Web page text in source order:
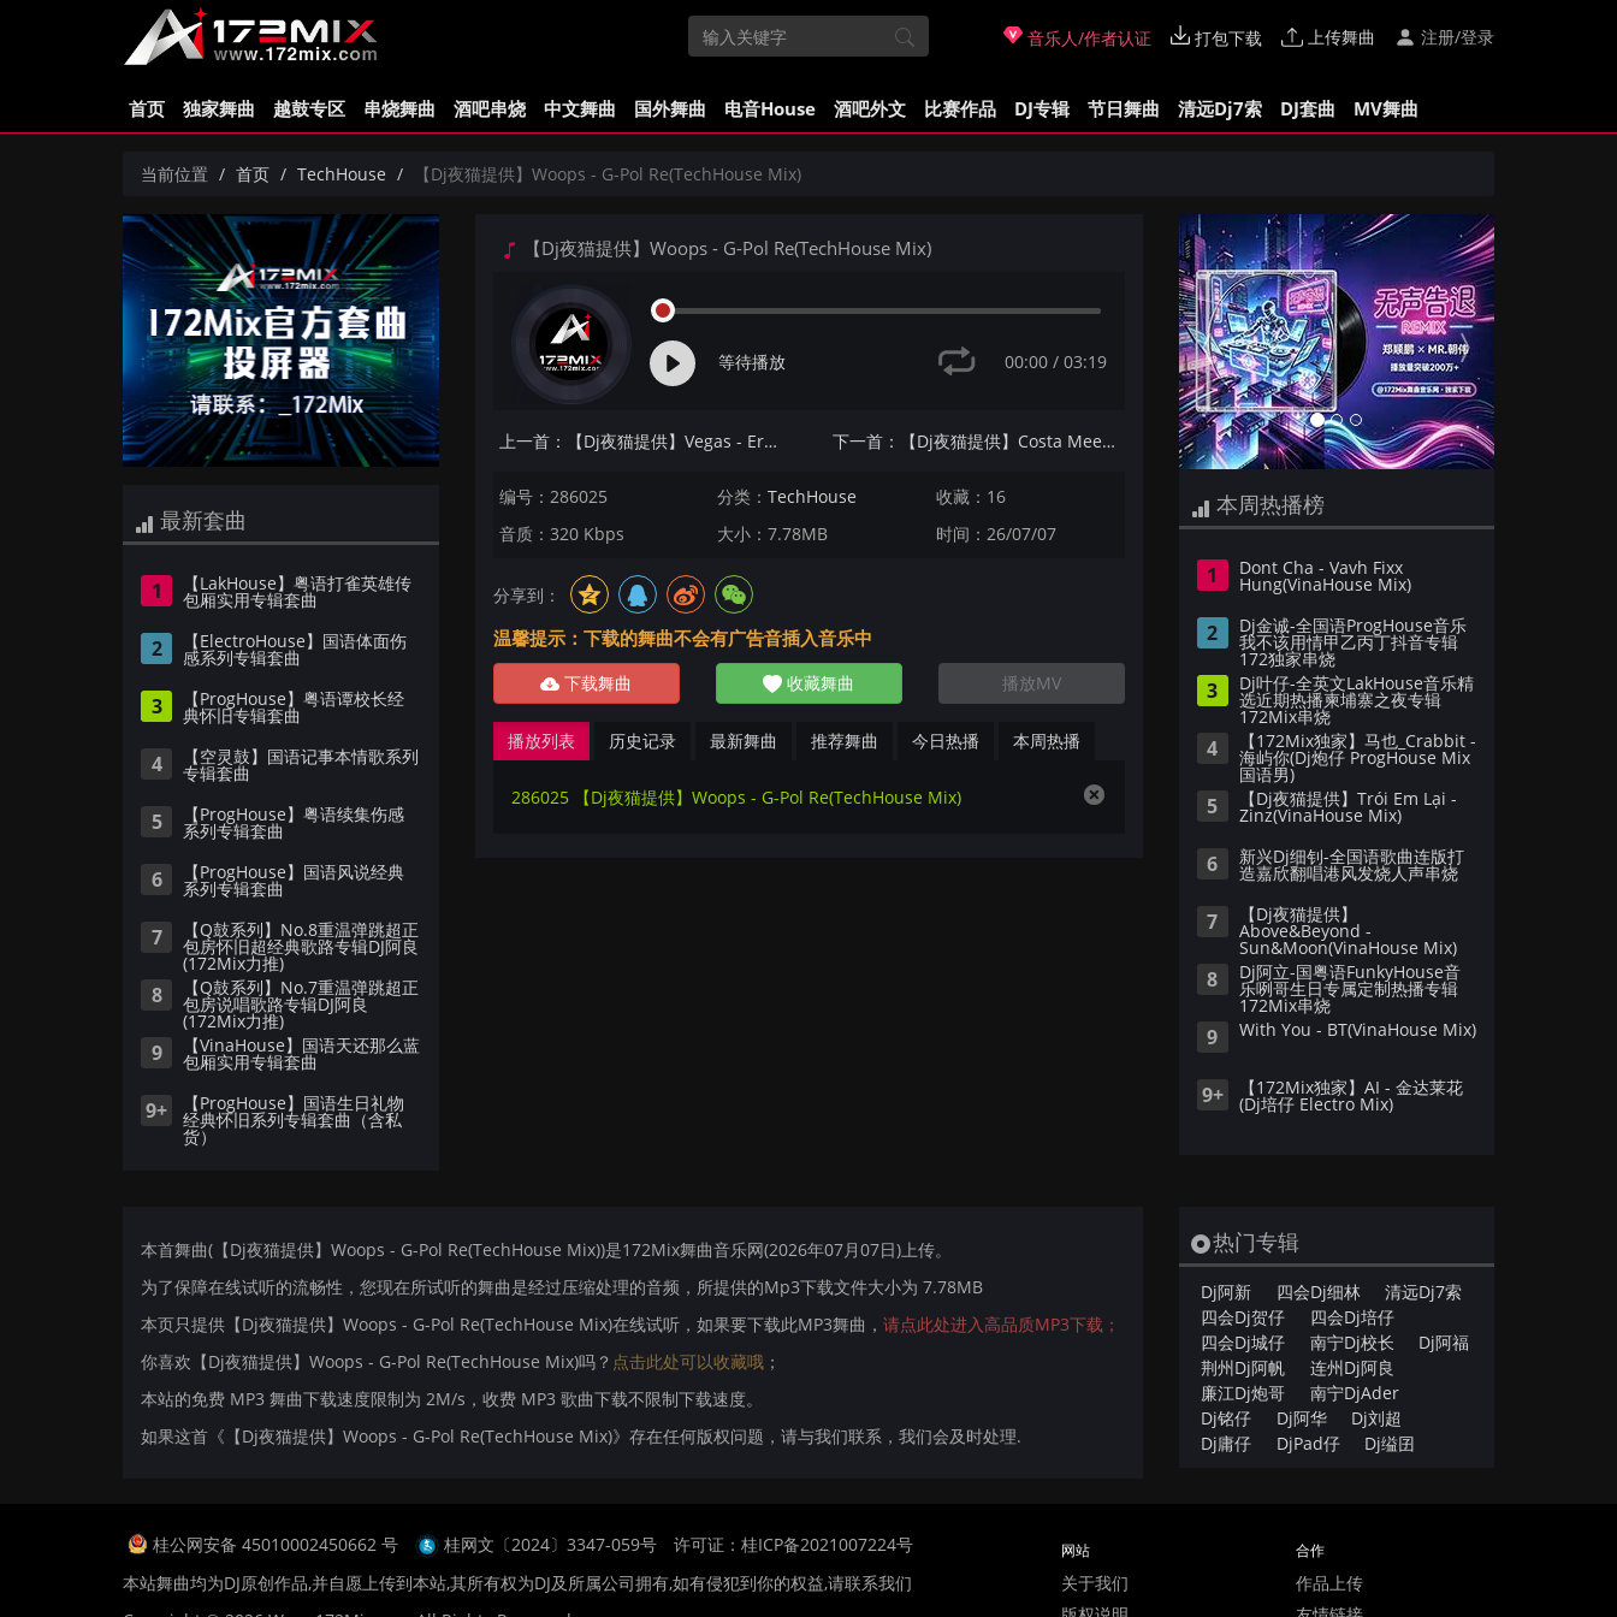
音乐人/作者认证 打包下载 上传舞曲 注册/登录
首页 独家舞曲 越鼓专区 串烧舞曲 酒吧串烧 中文舞曲 国外舞曲 电音House 酒吧外文 比赛作品 DJ专辑 节日舞曲 清远Dj7索 DJ套曲 MV舞曲
当前位置 首页 TechHouse 【Dj夜猫提供】Woops - G-Pol Re(TechHouse Mix)
最新套曲
1 【LakHouse】粤语打雀英雄传
包厢实用专辑套曲
2 【ElectroHouse】国语体面伤
感系列专辑套曲
3 【ProgHouse】粤语谭校长经
典怀旧专辑套曲
4 【空灵鼓】国语记事本情歌系列
专辑套曲
5 【ProgHouse】粤语续集伤感
系列专辑套曲
6 【ProgHouse】国语风说经典
系列专辑套曲
7 【Q鼓系列】No.8重温弹跳超正
包房怀旧超经典歌路专辑DJ阿良
(172Mix力推)
8 【Q鼓系列】No.7重温弹跳超正
包房说唱歌路专辑DJ阿良
(172Mix力推)
9 【VinaHouse】国语天还那么蓝
包厢实用专辑套曲
9+ 【ProgHouse】国语生日礼物
经典怀旧系列专辑套曲（含私
货）
【Dj夜猫提供】Woops - G-Pol Re(TechHouse Mix)
等待播放 00:00 / 03:19
上一首：【Dj夜猫提供】Vegas - Erva Da Jamaica(TechHouse Mix) 下一首：【Dj夜猫提供】Costa Mee - In The Sunshine(DeepHouse Mix)
编号：286025 分类：TechHouse
收藏：16
音质：320 Kbps
大小：7.78MB 时间：26/07/07
分享到：
温馨提示：下载的舞曲不会有广告音插入音乐中
下载舞曲 收藏舞曲 播放MV
播放列表 历史记录 最新舞曲 推荐舞曲 今日热播 本周热播
286025 【Dj夜猫提供】Woops - G-Pol Re(TechHouse Mix)
Previous Next
本周热播榜
1 Dont Cha - Vavh Fixx
Hung(VinaHouse Mix)
2 Dj金诚-全国语ProgHouse音乐
我不该用情甲乙丙丁抖音专辑
172独家串烧
3 Dj叶仔-全英文LakHouse音乐精
选近期热播柬埔寨之夜专辑
172Mix串烧
4 【172Mix独家】马也_Crabbit -
海屿你(Dj炮仔 ProgHouse Mix
国语男)
5 【Dj夜猫提供】Trói Em Lại -
Zinz(VinaHouse Mix)
6 新兴Dj细钊-全国语歌曲连版打
造嘉欣翻唱港风发烧人声串烧
7 【Dj夜猫提供】
Above&Beyond -
Sun&Moon(VinaHouse Mix)
8 Dj阿立-国粤语FunkyHouse音
乐咧哥生日专属定制热播专辑
172Mix串烧
9 With You - BT(VinaHouse Mix)
9+ 【172Mix独家】AI - 金达莱花
(Dj培仔 Electro Mix)
本首舞曲(【Dj夜猫提供】Woops - G-Pol Re(TechHouse Mix))是172Mix舞曲音乐网(2026年07月07日)上传。
为了保障在线试听的流畅性，您现在所试听的舞曲是经过压缩处理的音频，所提供的Mp3下载文件大小为 7.78MB
本页只提供【Dj夜猫提供】Woops - G-Pol Re(TechHouse Mix)在线试听，如果要下载此MP3舞曲， 请点此处进入高品质MP3下载；
你喜欢【Dj夜猫提供】Woops - G-Pol Re(TechHouse Mix)吗？ 点击此处可以收藏哦 ；
本站的免费 MP3 舞曲下载速度限制为 2M/s，收费 MP3 歌曲下载不限制下载速度。
如果这首《【Dj夜猫提供】Woops - G-Pol Re(TechHouse Mix)》存在任何版权问题，请与我们联系，我们会及时处理.
热门专辑
Dj阿新 四会Dj细林
清远Dj7索
四会Dj贺仔
四会Dj培仔
四会Dj城仔
南宁Dj校长
Dj阿福
荆州Dj阿帆
连州Dj阿良
廉江Dj炮哥
南宁DjAder
Dj铭仔
Dj阿华
Dj刘超
Dj庸仔
DjPad仔 Dj缢囝
桂公网安备 45010002450662 号 桂网文〔2024〕3347-059号
许可证：桂ICP备2021007224号
本站舞曲均为DJ原创作品,并自愿上传到本站,其所有权为DJ及所属公司拥有,如有侵犯到你的权益,请联系我们
网站
关于我们
合作
作品上传